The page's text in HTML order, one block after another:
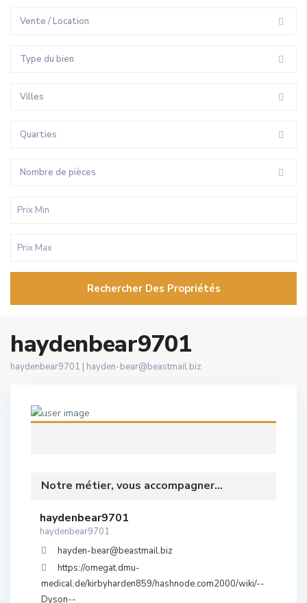
Vente / Location
Type du bien
Villes
Quarties
Nombre de pièces
Rechercher Des Propriétés
haydenbear9701
haydenbear9701 | hayden-bear@beastmail.biz
Notre métier, vous accompagner...
haydenbear9701
haydenbear9701
hayden-bear@beastmail.biz
https://omegat.dmu-
medical.de/kirbyharden859/hashnode.com2000/wiki/--
Dyson--